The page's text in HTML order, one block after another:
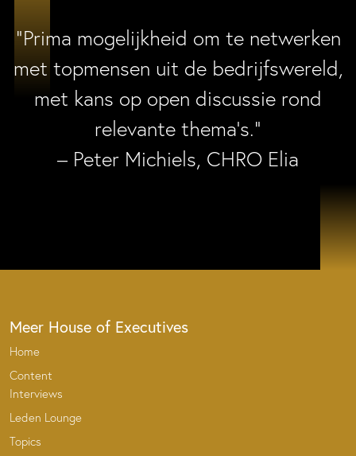
“Prima mogelijkheid om te netwerken
met topmensen uit de bedrijfswereld,
met kans op open discussie rond
relevante thema’s.”
– Peter Michiels, CHRO Elia
Meer House of Executives
Home
Content
Interviews
Leden Lounge
Topics